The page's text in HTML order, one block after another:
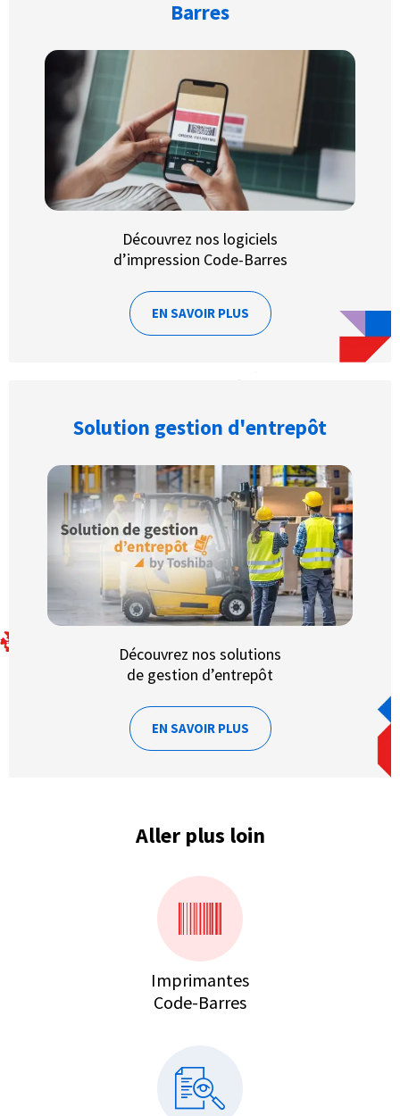
Barres
Découvrez nos logiciels
d’impression Code-Barres
EN SAVOIR PLUS
Solution gestion d'entrepôt
Découvrez nos solutions
de gestion d’entrepôt
EN SAVOIR PLUS
Aller plus loin
Imprimantes
Code-Barres